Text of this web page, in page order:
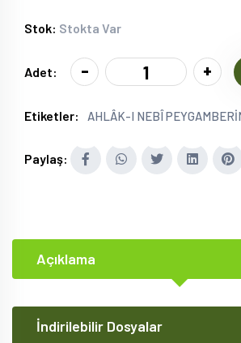
Stok: Stokta Var
Adet: - +
Etiketler: AHLÂK-I NEBÎ
Paylaş:
Açıklama
İndirilebilir Dosyalar